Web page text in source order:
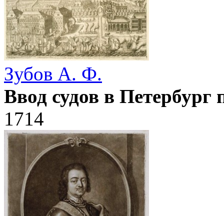
Зубов А. Ф.
Ввод судов в Петербург
1714